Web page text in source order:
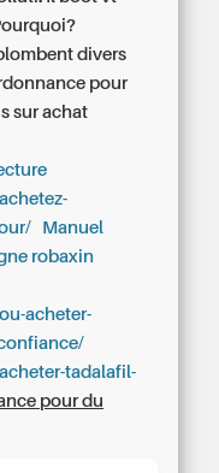
divers
pour
sur achat
Manuel
robaxin
acheter-
tadalafil-
pour du